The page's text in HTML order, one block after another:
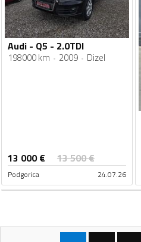
Audi - Q5 - 2.0TDI
198000 km 2009 Dizel
13 000€ 13 500€
Podgorica 24.07.26